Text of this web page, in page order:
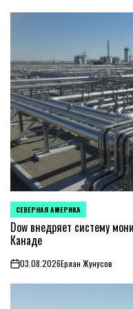
ОПУБЛИКОВАНО
В
СЕВЕРНАЯ АМЕРИКА
Dow внедряет систему
Канаде
on03.08.2026Ерлан Жунусов